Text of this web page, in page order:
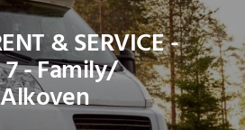
& SERVICE -
- Family/